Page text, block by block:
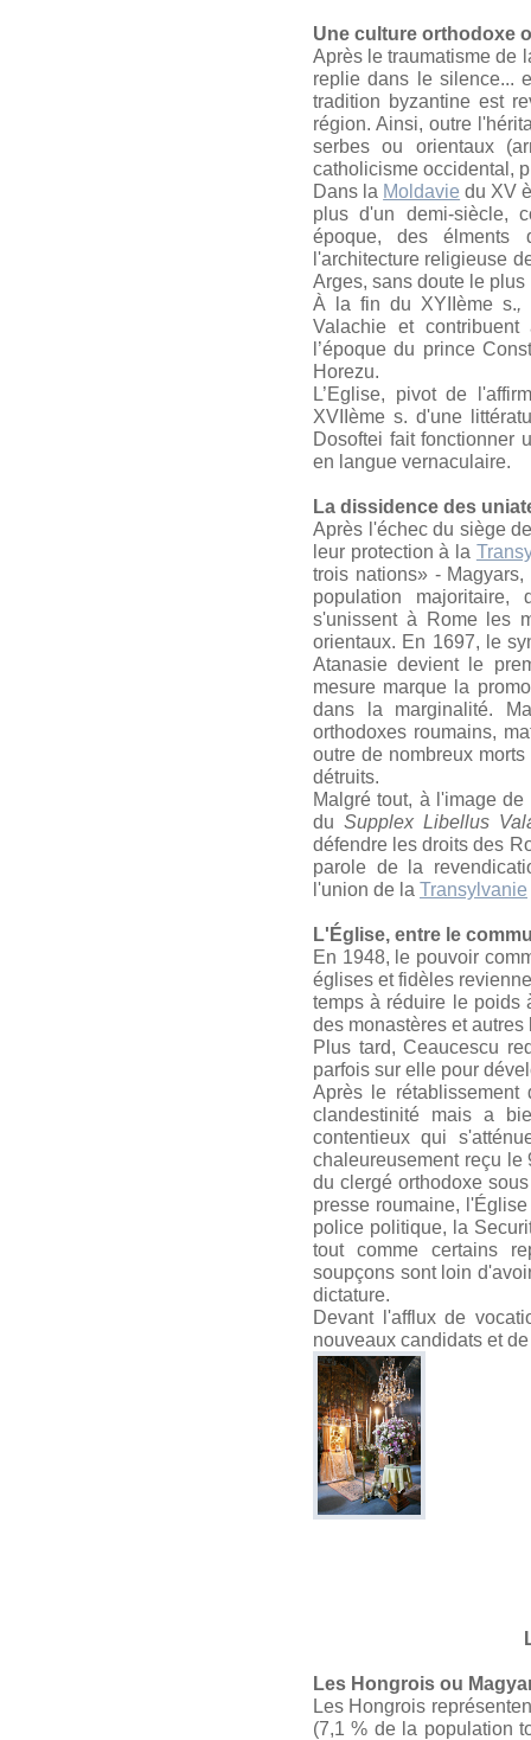
Une culture orthodoxe
Après le traumatisme de
replie dans le silence...
tradition byzantine est
région. Ainsi, outre
serbes ou orientaux
catholicisme occidental,
Dans la Moldavie du XV
plus d'un demi-siècle,
époque, des él­ments
l'architecture religieuse
Arges, sans doute le
À la fin du XYIIème s.,
Valachie et
l’époque du prince
Horezu.
L’Eglise, pivot de
XVIIème s. d'une
Dosoftei fait fonc­tionner
en langue vernaculaire.
La dissidence des
Après l'échec du siège
leur protection à la
trois nations» -
population
s'unissent à Rome les
orientaux. En 1697, le
Atanasie devient le
mesure marque la
dans la marginalité.
orthodoxes roumains,
outre de nombreux
détruits.
Malgré tout, à l'image
duSupplex Libellus
défendre les droits des
parole de la
l'union de la Transylvanie
L'Église, entre le
En 1948, le pouvoir
églises et fidèles
temps à réduire le poids
des monastères et autres
Plus tard, Ceaucescu
parfois sur elle pour
Après le
clandestinité mais a
contentieux qui
chaleureusement reçu
du clergé orthodoxe
presse roumaine,
police politique, la
tout comme certains
soupçons sont loin
dictature.
Devant l'afflux de
nouveaux candidats et
Les Hongrois ou
Les Hongrois
(7,1 % de la population